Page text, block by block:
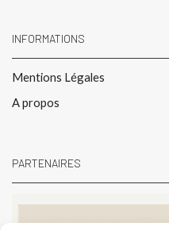
INFORMATIONS
Mentions Légales
A propos
PARTENAIRES